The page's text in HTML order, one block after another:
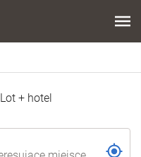
Lot + hotel